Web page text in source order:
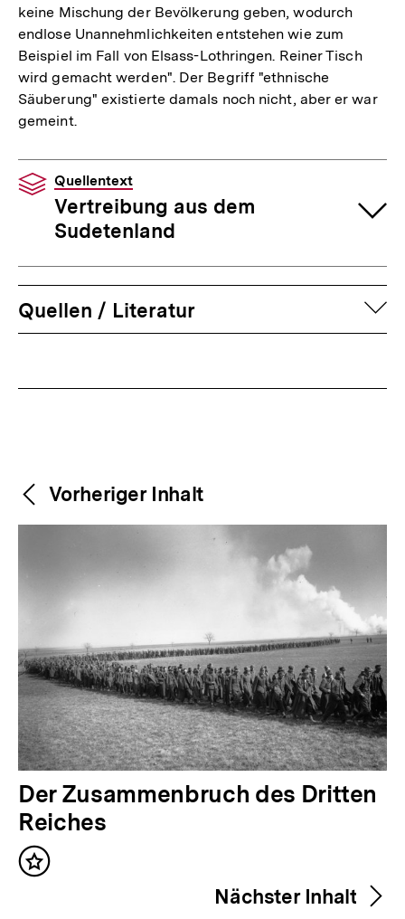
keine Mischung der Bevölkerung geben, wodurch
endlose Unannehmlichkeiten entstehen wie zum
Beispiel im Fall von Elsass-Lothringen. Reiner Tisch
wird gemacht werden". Der Begriff "ethnische
Säuberung" existierte damals noch nicht, aber er war
gemeint.
Quellentext
Vertreibung aus dem
Sudetenland
Quellen / Literatur
Weitere
Inhalte
Content-
Navigation
Vorheriger Inhalt
V
o
r
h
Der Zusammenbruch des Dritten
Reiches
Inhalt
Nächster Inhalt